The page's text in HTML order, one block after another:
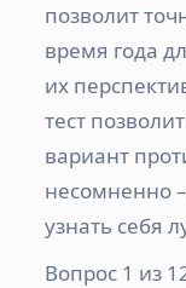
позволит
время года
их
тест
вариант
несомненно
узнать себя
Вопрос 1 из